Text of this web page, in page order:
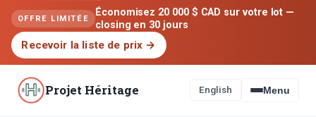
OFFRE LIMITÉE
Économisez 20 000 $ CAD sur votre lot —
closing en 30 jours
Recevoir la liste de prix →
Projet Héritage English Menu